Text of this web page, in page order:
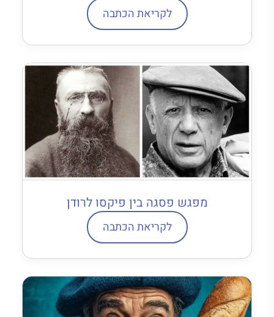
לקריאת הכתבה
מפגש פסגה בין פיקסו לרודן
לקריאת הכתבה